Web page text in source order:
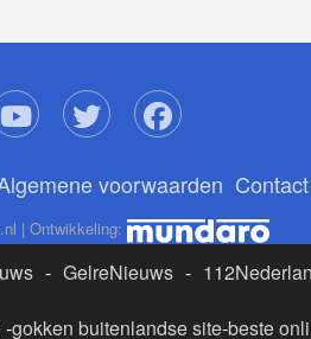
voorwaarden Contact
| Ontwikkeling:
- GelreNieuws -
-gokken buitenlandse site-beste